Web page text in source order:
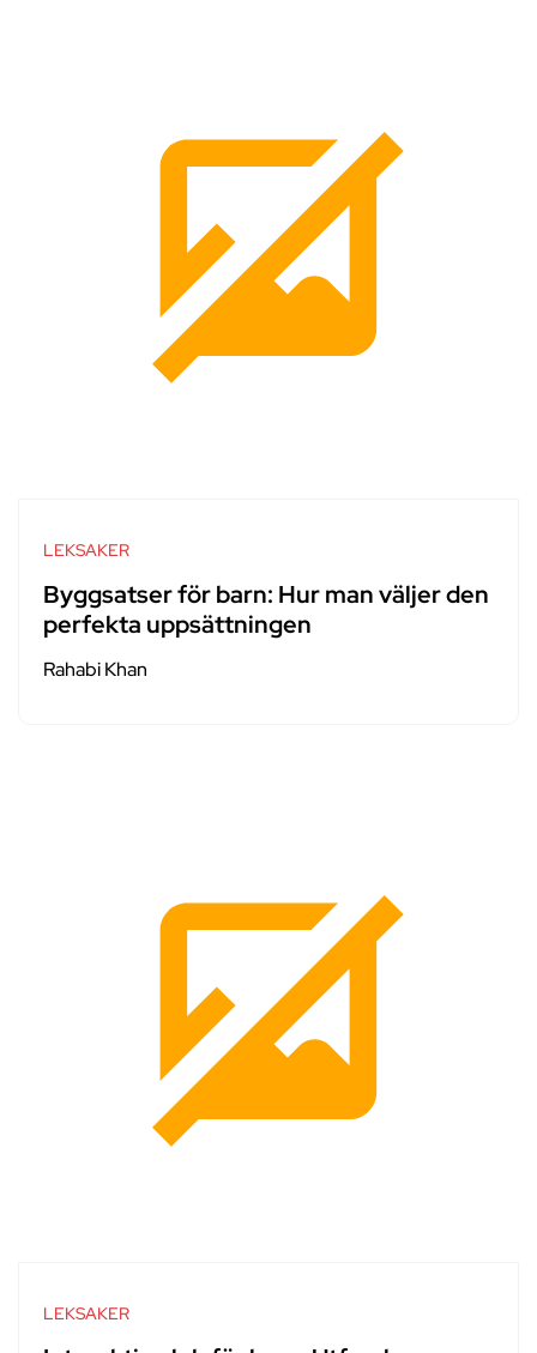
LEKSAKER
Byggsatser för barn: Hur man väljer den
perfekta uppsättningen
Rahabi Khan
LEKSAKER